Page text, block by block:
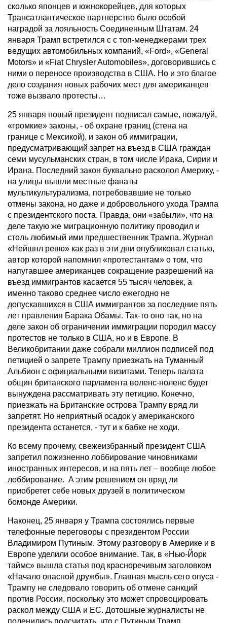
сколько японцев и южнокорейцев, для которых
Трансатлантическое партнерство было особой
наградой за лояльность Соединенным Штатам. 24
января Трамп встретился с с топ-менеджерами трех
ведущих автомобильных компаний, «Ford», «General
Motors» и «Fiat Chrysler Automobiles», договорившись с
ними о переносе производства в США. Но и это благое
дело создания новых рабочих мест для американцев
тоже вызвало протесты…
25 января новый президент подписал самые, пожалуй,
«громкие» законы, - об охране границ (стена на
границе с Мексикой), и закон об иммиграции,
предусматривающий запрет на въезд в США граждан
семи мусульманских стран, в том числе Ирака, Сирии и
Ирана. Последний закон буквально расколол Америку, -
на улицы вышли местные фанаты
мультикультурализма, потребовавшие не только
отмены закона, но даже и добровольного ухода Трампа
с президентского поста. Правда, они «забыли», что на
деле такую же миграционную политику проводил и
столь любимый ими предшественник Трампа. Журнал
«Нейшнл ревю» как раз в эти дни опубликовал статью,
автор которой напомнил «протестантам» о том, что
напугавшее американцев сокращение разрешений на
въезд иммигрантов касается 55 тысяч человек, а
именно таково среднее число ежегодно не
допускавшихся в США иммигрантов за последние пять
лет правления Барака Обамы. Так-то оно так, но на
деле закон об ограничении иммиграции породил массу
протестов не только в США, но и в Европе. В
Великобритании даже собрали миллион подписей под
петицией о запрете Трампу приезжать на Туманный
Альбион с официальными визитами. Теперь палата
общин британского парламента воленс-ноленс будет
вынуждена рассматривать эту петицию. Конечно,
приезжать на Британские острова Трампу вряд ли
запретят. Но неприятный осадок у американского
президента останется, - тут и к бабке не ходи.
Ко всему прочему, свежеизбранный президент США
запретил пожизненно лоббирование чиновниками
иностранных интересов, и на пять лет – вообще любое
лоббирование. А этим решением он вряд ли
приобретет себе новых друзей в политическом
бомонде Америки.
Наконец, 25 января у Трампа состоялись первые
телефонные переговоры с президентом России
Владимиром Путиным. Этому разговору в Америке и в
Европе уделили особое внимание. Так, в «Нью-Йорк
таймс» вышла статья под красноречивым заголовком
«Начало опасной дружбы». Главная мысль сего опуса -
Трампу не следовало говорить об отмене санкций
против России, поскольку это может спровоцировать
раскол между США и ЕС. Дотошные журналисты не
поленились подсчитать, что с Путиным Трамп